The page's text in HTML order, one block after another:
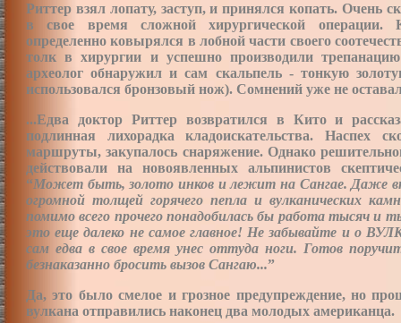
Риттер взял лопату, заступ, и принялся копать. Очень
в свое время сложной хирургической операции.
определенно ковырялся в лобной части своего
толк в хирургии и успешно производили
археолог обнаружил и сам скальпель - тонкую
использовался бронзовый нож). Сомнений уже не
...Едва доктор Риттер возвратился в Кито и
подлинная лихорадка кладоискательства. Наспех
маршруты, закупалось снаряжение. Однако
действовали на новоявленных альпинистов
“Может быть, золото инков и лежит на Сангае. Даже
огромной толщей горячего пепла и вулканических
помимо всего прочего понадобилась бы работа тысяч и
это еще далеко не самое главное! Не забывайте и о
сам едва в свое время унес оттуда ноги. Готов
безнаказанно бросить вызов Сангаю...”
Да, это было смелое и грозное предупреждение, но
вулкана отправились наконец два молодых американца.